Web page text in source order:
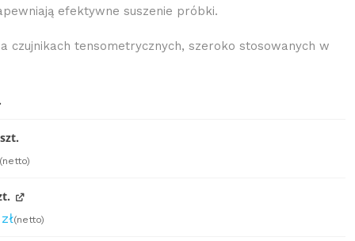
efektywne suszenie próbki.
czujnikach tensometrycznych, szeroko stosowanych w
(netto)
zł(netto)